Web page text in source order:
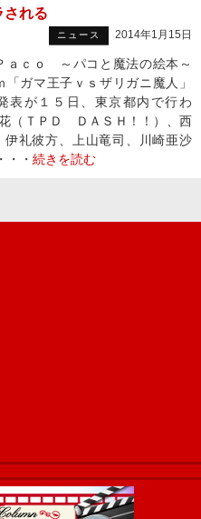
される
ニュース 2014年1月15日
ａｃｏ ～パコと魔法の絵本～
「ガマ王子ｖｓザリガニ魔人」
表が１５日、東京都内で行わ
（ＴＰＤ ＤＡＳＨ！！）、西
礼彼方、上山竜司、川崎亜沙
・・ 続きを読む